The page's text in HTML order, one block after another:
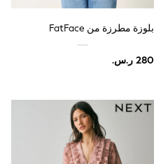
بلوزة مطرزة من FatFace